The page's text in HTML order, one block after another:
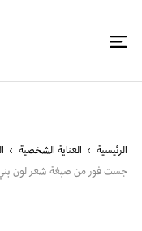
الرئيسية العناية الشخصية
جست فور من صبغة شعر لون